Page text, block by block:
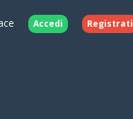
Accedi Registrati